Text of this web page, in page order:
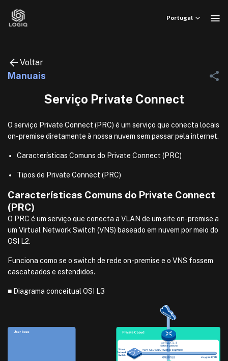
Portugal
Voltar
Manuais
Serviço Private Connect
O serviço Private Connect (PRC) é um serviço que conecta locais
on-premise diretamente à nossa nuvem sem passar pela internet.
Características Comuns do Private Connect (PRC)
Tipos de Private Connect (PRC)
Características Comuns do Private Connect
(PRC)
O PRC é um serviço que conecta a VLAN de um site on-premise a
um Virtual Network Switch (VNS) baseado em nuvem por meio do
OSI L2.
Funciona como se o switch de rede on-premise e o VNS fossem
cascateados e estendidos.
■ Diagrama conceitual OSI L3